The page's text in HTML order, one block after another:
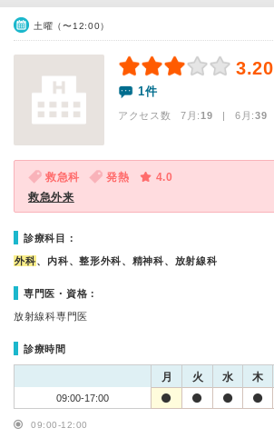
土曜（〜12:00）
3.20
1件
アクセス数 7月:19 | 6月:39
救急科 発熱
4.0
救急外来
診療科目：
外科、内科、整形外科、精神科、放射線科
専門医・資格：
放射線科専門医
診療時間
月 火 水 木
09:00-17:00
09:00-12:00